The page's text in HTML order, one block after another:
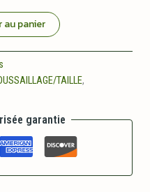
panier
TAILLE,
garantie